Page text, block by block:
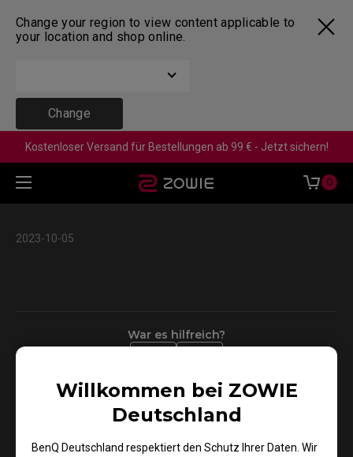
Change your region to view content applicable to
your location and shop online.
Change
Willkommen bei ZOWIE
Deutschland
BenQ Deutschland respektiert den Schutz Ihrer Daten. Wir
Kostenloser Versand für Bestellungen ab 99 € - Jetzt sichern!
0
2023-10-05
War es hilfreich?